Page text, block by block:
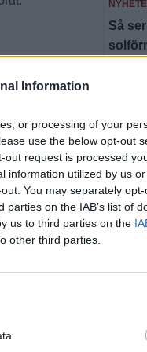
Information
or processing of your
use the below opt-out
request is processed
information utilized by us
You may separately
on the IAB’s list of
us to third parties on the
other third parties.
det är inte
att fördyra
några nya
aktuella under
likt de i
svenskar också
dit om
att stanna
kan det
Så
Här
Fler